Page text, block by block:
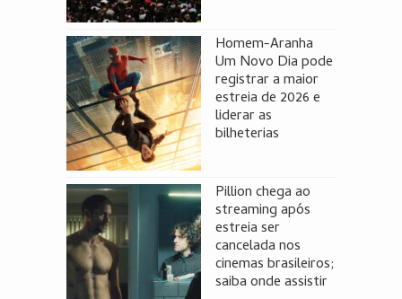
Homem-Aranha
Um Novo Dia pode
registrar a maior
estreia de 2026 e
liderar as
bilheterias
Pillion chega ao
streaming após
estreia ser
cancelada nos
cinemas brasileiros;
saiba onde assistir